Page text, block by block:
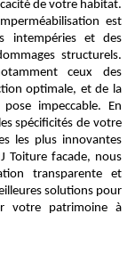
de votre habitat.
est
intempéries et des
structurels.
ceux des
optimale, et de la
impeccable. En
spécificités de votre
les plus innovantes
Toiture facade, nous
transparente et
solutions pour
votre patrimoine à